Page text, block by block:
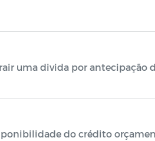
uma divida por antecipação
do crédito